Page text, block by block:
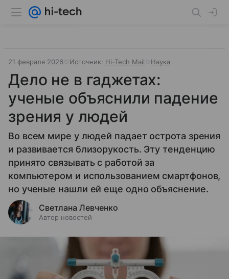
21 февраля 2026 Источник: Hi-Tech Mail Наука
Дело не в гаджетах:
ученые объяснили падение
зрения у людей
Во всем мире у людей падает острота зрения
и развивается близорукость. Эту тенденцию
принято связывать с работой за
компьютером и использованием смартфонов,
но ученые нашли ей еще одно объяснение.
Светлана Левченко
Автор новостей